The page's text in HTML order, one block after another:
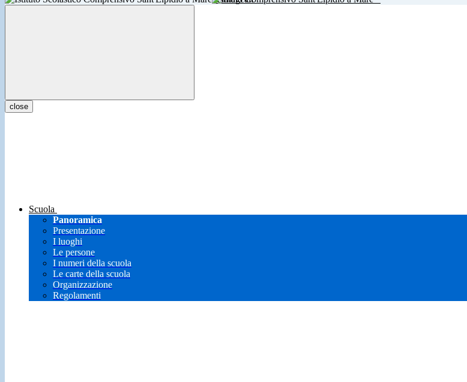
close
Scuola
Panoramica
Presentazione
I luoghi
Le persone
I numeri della scuola
Le carte della scuola
Organizzazione
Regolamenti